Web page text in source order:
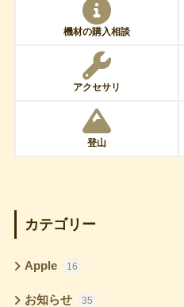
機材の購入相談
アクセサリ
登山
カテゴリー
Apple 16
お知らせ 35